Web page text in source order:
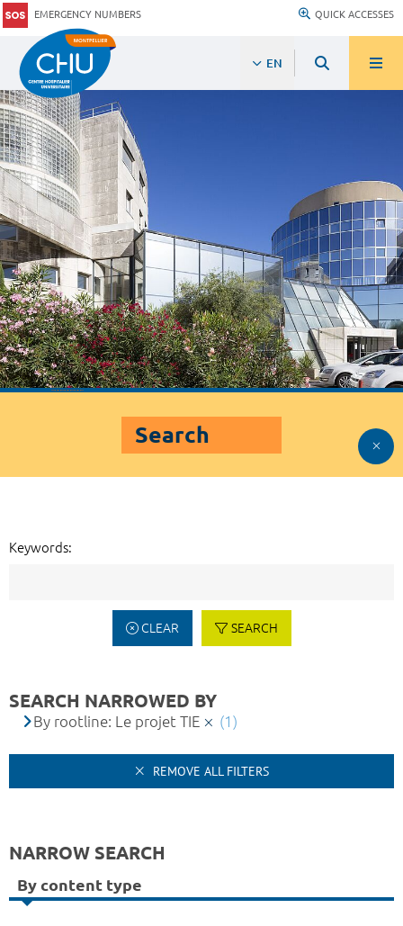
EMERGENCY NUMBERS QUICK ACCESSES
EN
Search
Keywords:
CLEAR SEARCH
SEARCH NARROWED BY
By rootline: Le projet TIE (1)
REMOVE ALL FILTERS
NARROW SEARCH
By content type